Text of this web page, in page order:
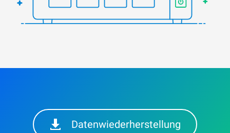
Datenwiederherstellung